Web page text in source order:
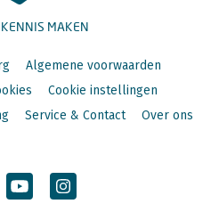
MAKEN
Algemene voorwaarden
Cookie instellingen
Service & Contact Over ons